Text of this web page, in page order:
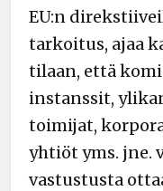
EU:n
tarkoitus, ajaa
tilaan, että
instanssit,
toimijat,
yhtiöt yms. jne.
vastustusta